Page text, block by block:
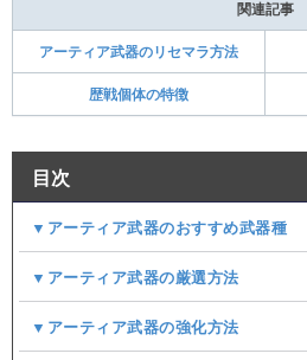
関連記事
アーティア武器のリセマラ方法
歴戦個体の特徴
目次
▼アーティア武器のおすすめ武器種
▼アーティア武器の厳選方法
▼アーティア武器の強化方法